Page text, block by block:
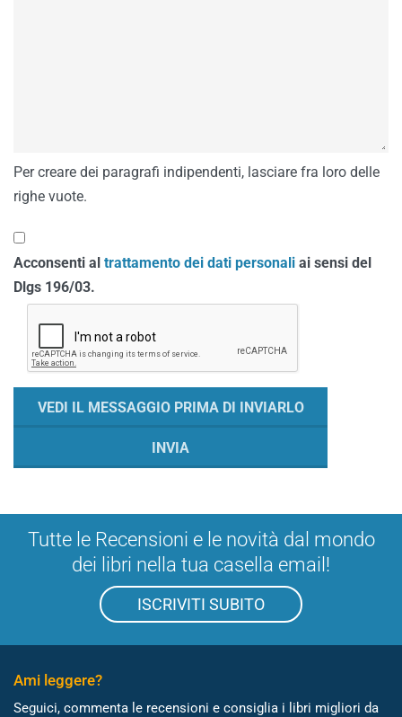
Per creare dei paragrafi indipendenti, lasciare fra loro delle
righe vuote.
Acconsenti al trattamento dei dati personali ai sensi del
Dlgs 196/03.
Tutte le Recensioni e le novità dal mondo
dei libri nella tua casella email!
ISCRIVITI SUBITO
Ami leggere?
Seguici, commenta le recensioni e consiglia i libri migliori da